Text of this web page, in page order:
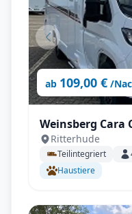
ab 109,00 € /
Weinsberg Cara
Pepper |
Ritterhude
Teilintegriert
Haustiere